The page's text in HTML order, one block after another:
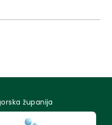
županija